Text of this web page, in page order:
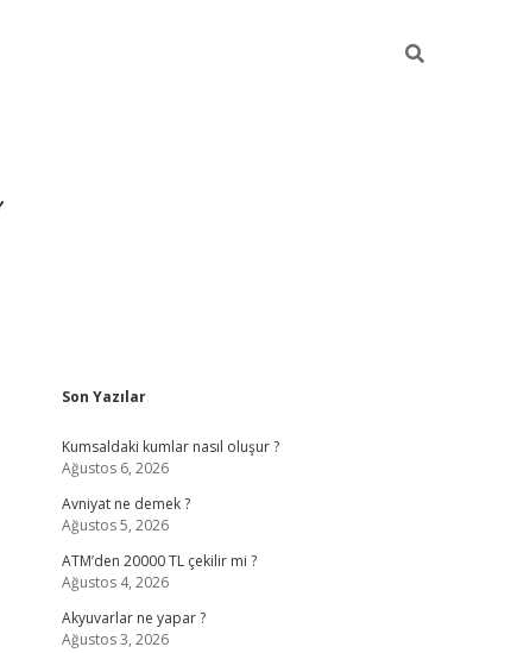
Sidebar
Son Yazılar
Kumsaldaki kumlar nasıl oluşur ?
Ağustos 6, 2026
Avniyat ne demek ?
Ağustos 5, 2026
ATM’den 20000 TL çekilir mi ?
Ağustos 4, 2026
Akyuvarlar ne yapar ?
Ağustos 3, 2026